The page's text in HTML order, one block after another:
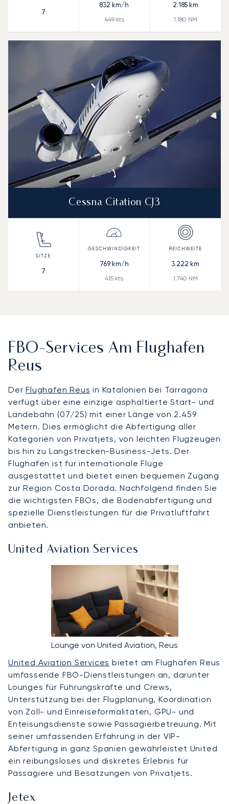
7
832 km/h
449kts
2.185km
1.180 NM
Cessna Citation CJ3
7
769km/h
415 kts
3.222 km
1.740 NM
FBO-Services Am Flughafen
Reus
DerFlughafen Reus in Katalonien bei Tarragona
verfügt über eine einzige asphaltierte Start- und
Landebahn (07/25) mit einer Länge von 2.459
Metern. Dies ermöglicht die Abfertigung aller
Kategorien von Privatjets, von leichten Flugzeugen
bis hin zu Langstrecken-Business-Jets. Der
Flughafen ist für internationale Flüge
ausgestattet und bietet einen bequemen Zugang
zur Region Costa Dorada. Nachfolgend finden Sie
die wichtigsten FBOs, die Bodenabfertigung und
spezielle Dienstleistungen für die Privatluftfahrt
anbieten.
United Aviation Services
Lounge von United Aviation, Reus
United Aviation Services bietet am Flughafen Reus
umfassende FBO-Dienstleistungen an, darunter
Lounges für Führungskräfte und Crews,
Unterstützung bei der Flugplanung, Koordination
von Zoll- und Einreiseformalitäten, GPU- und
Enteisungsdienste sowie Passagierbetreuung. Mit
seiner umfassenden Erfahrung in der VIP-
Abfertigung in ganz Spanien gewährleistet United
ein reibungsloses und diskretes Erlebnis für
Passagiere und Besatzungen von Privatjets.
Jetex